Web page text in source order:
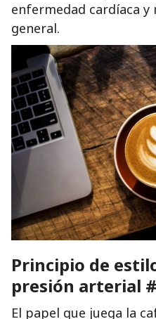
enfermedad cardíaca
general.
Principio de
presión arterial
El papel que juega la